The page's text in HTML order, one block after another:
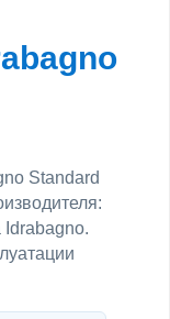
Standard
Idrabagno.